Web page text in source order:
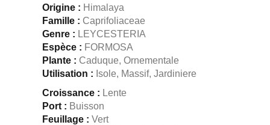
Origine : Himalaya
Famille : Caprifoliaceae
Genre : LEYCESTERIA
Espèce : FORMOSA
Plante : Caduque, Ornementale
Utilisation : Isole, Massif, Jardiniere
Croissance : Lente
Port : Buisson
Feuillage : Vert